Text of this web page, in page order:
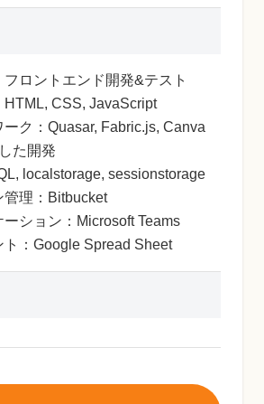
フロントエンド開発&テスト
HTML, CSS, JavaScript
ーク：Quasar, Fabric.js, Canva
た開発
localstorage, sessionstorage
管理：Bitbucket
ーション：Microsoft Teams
ト：Google Spread Sheet